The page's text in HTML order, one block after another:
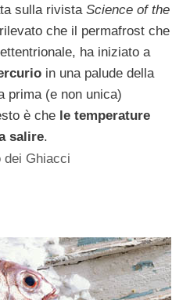
sulla rivista Science of the
che il permafrost che
ha iniziato a
in una palude della
prima (e non unica)
è che le temperature
salire.
dei Ghiacci